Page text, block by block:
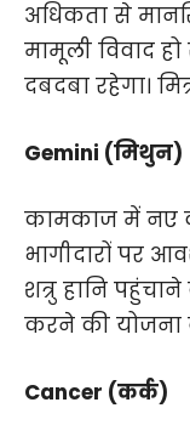
अधिकता से
मामूली विवाद
दबदबा रहेगा।
Gemini (मिथुन)
कामकाज में नए
भागीदारों पर
शत्रु हानि
करने की योजना
Cancer (कर्क)